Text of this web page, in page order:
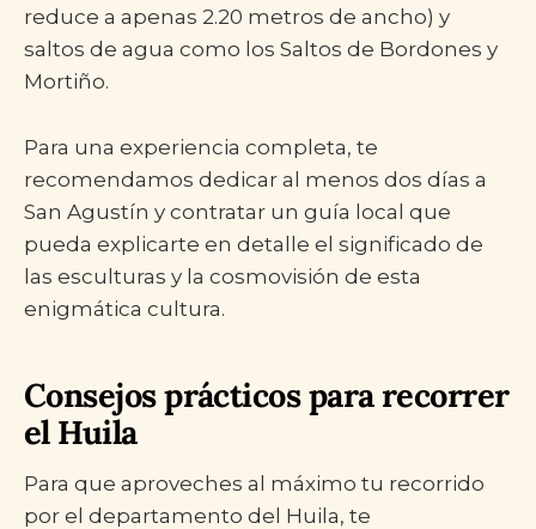
reduce a apenas 2.20 metros de ancho) y
saltos de agua como los Saltos de Bordones y
Mortiño.
Para una experiencia completa, te
recomendamos dedicar al menos dos días a
San Agustín y contratar un guía local que
pueda explicarte en detalle el significado de
las esculturas y la cosmovisión de esta
enigmática cultura.
Consejos prácticos para recorrer
el Huila
Para que aproveches al máximo tu recorrido
por el departamento del Huila, te